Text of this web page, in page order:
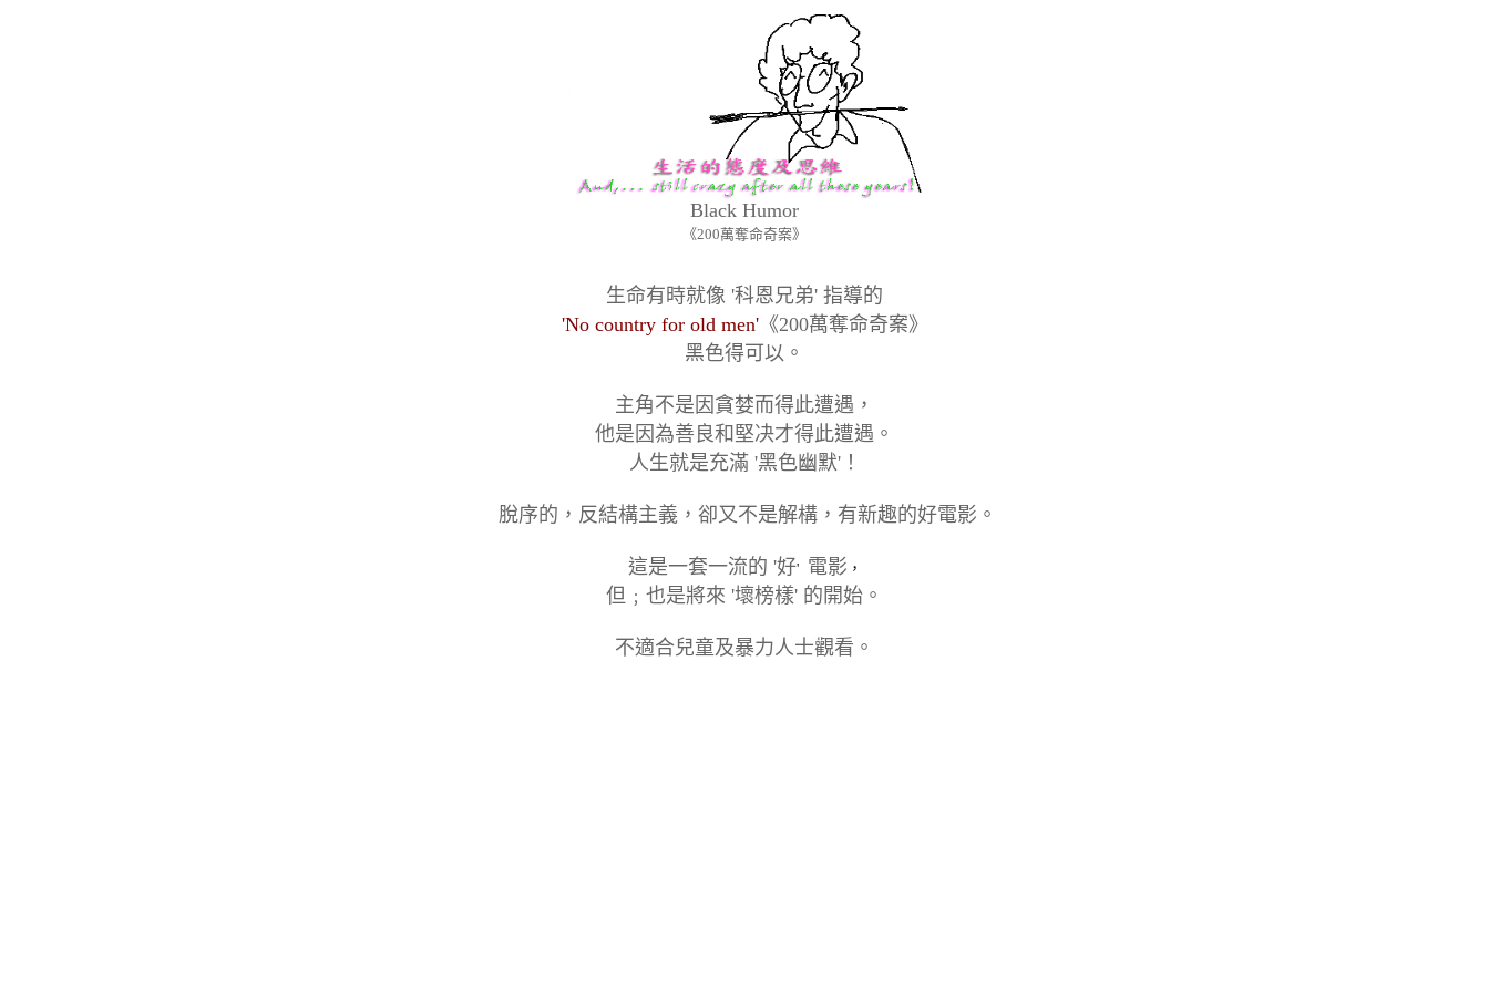
Black Humor
《200萬奪命奇案》
生命有時就像 '科恩兄弟' 指導的
'No country for old men'《200萬奪命奇案》
黑色得可以。
主角不是因貪婪而得此遭遇，
他是因為善良和堅决才得此遭遇。
人生就是充滿 '黑色幽默'！
脫序的，反結構主義，卻又不是解構，有新趣的好電影。
這是一套一流的 '好' 電影 ，
但﹔也是將來 '壞榜樣' 的開始。
不適合兒童及暴力人士觀看。